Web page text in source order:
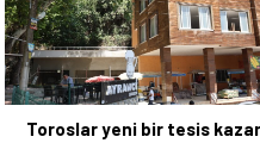
Toroslar yeni bir tesis